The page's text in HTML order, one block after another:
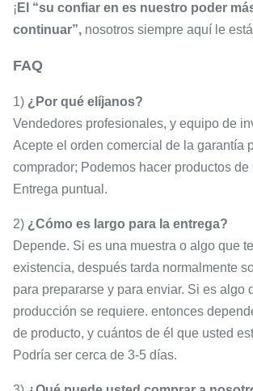
¡ El “su confiar en es nuestro poder
continuar”, nosotros siempre aquí le
FAQ
1) ¿Por qué elíjanos?
Vendedores profesionales, y equipo de
Acepte el orden comercial de la garantía
comprador; Podemos hacer productos de
Entrega puntual.
2) ¿Cómo es largo para la entrega?
Depende. Si es una muestra o algo que
existencia, después tarda normalmente
para prepararse y para enviar. Si es algo
producción se requiere. entonces
de producto, y cuántos de él que usted
Podría ser cerca de 3-5 días.